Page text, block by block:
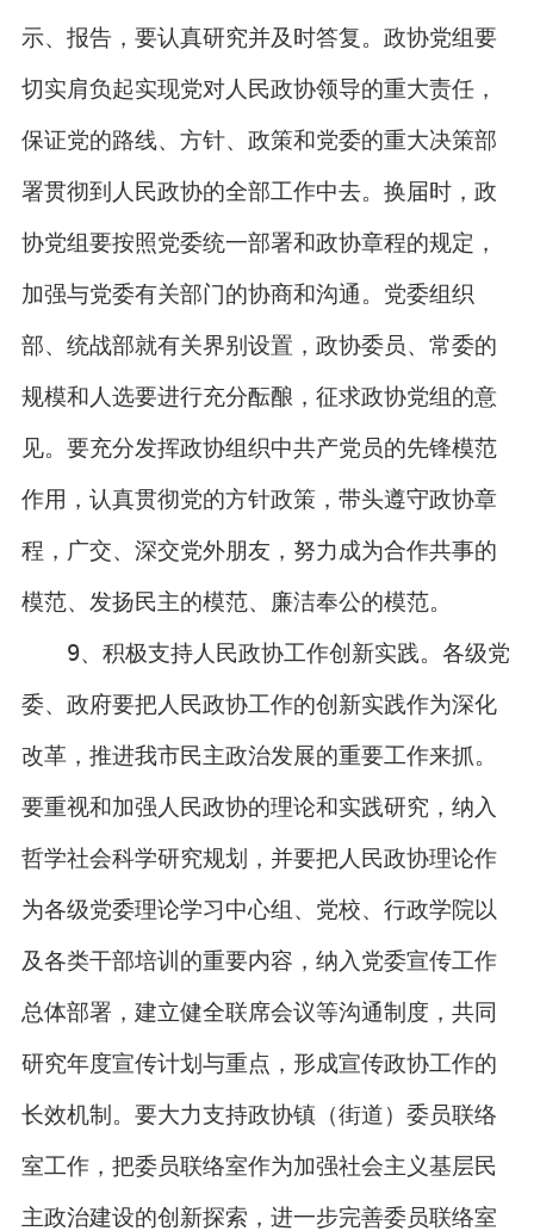
示、报告，要认真研究并及时答复。政协党组要
切实肩负起实现党对人民政协领导的重大责任，
保证党的路线、方针、政策和党委的重大决策部
署贯彻到人民政协的全部工作中去。换届时，政
协党组要按照党委统一部署和政协章程的规定，
加强与党委有关部门的协商和沟通。党委组织
部、统战部就有关界别设置，政协委员、常委的
规模和人选要进行充分酝酿，征求政协党组的意
见。要充分发挥政协组织中共产党员的先锋模范
作用，认真贯彻党的方针政策，带头遵守政协章
程，广交、深交党外朋友，努力成为合作共事的
模范、发扬民主的模范、廉洁奉公的模范。
9、积极支持人民政协工作创新实践。各级党
委、政府要把人民政协工作的创新实践作为深化
改革，推进我市民主政治发展的重要工作来抓。
要重视和加强人民政协的理论和实践研究，纳入
哲学社会科学研究规划，并要把人民政协理论作
为各级党委理论学习中心组、党校、行政学院以
及各类干部培训的重要内容，纳入党委宣传工作
总体部署，建立健全联席会议等沟通制度，共同
研究年度宣传计划与重点，形成宣传政协工作的
长效机制。要大力支持政协镇（街道）委员联络
室工作，把委员联络室作为加强社会主义基层民
主政治建设的创新探索，进一步完善委员联络室